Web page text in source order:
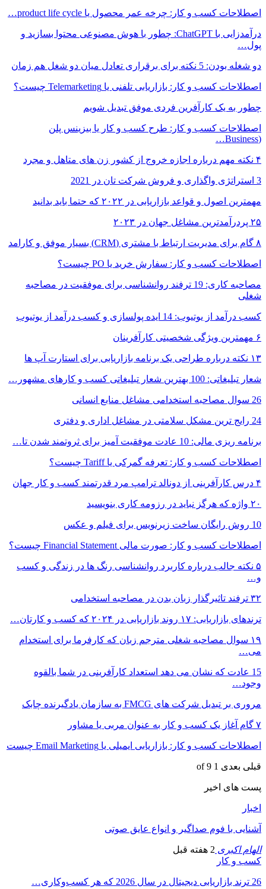
اصطلاحات کسب و کار: چرخه عمر محصول یا product life cycle…
درآمدزایی با ChatGPT: چطور با هوش مصنوعی محتوا بسازید و
پول…
دو شغله بودن: 5 نکته برای برقراری تعادل میان دو شغل هم زمان
اصطلاحات کسب و کار: بازاریابی تلفنی یا Telemarketing چیست؟
چطور به یک کارآفرین فردی موفق تبدیل شویم
اصطلاحات کسب و کار: طرح کسب و کار یا بیزینس پلن
(Business…
۴ نکته مهم درباره اجازه خروج از کشور زن های متاهل و مجرد
3 استراتژی واگذاری و فروش شرکت تان در 2021
مهمترین اصول و قواعد بازاریابی در ۲۰۲۲ که حتما باید بدانید
۲۵ پردرآمدترین مشاغل جهان در ۲۰۲۳
۸ گام برای مدیریت ارتباط با مشتری (CRM) بسیار موفق و کارامد
اصطلاحات کسب و کار: سفارش خرید یا PO چیست؟
مصاحبه کاری: 19 ترفند روانشناسی برای موفقیت در مصاحبه
شغلی
کسب درآمد از یوتیوب: 14 ایده پولسازی و کسب درآمد از یوتیوب
۶ مهمترین ویژگی شخصیتی کارآفرینان
۱۳ نکته درباره طراحی یک برنامه بازاریابی برای استارت آپ ها
شعار تبلیغاتی: 100 بهترین شعار تبلیغاتی کسب و کارهای مشهور…
26 سوال مصاحبه استخدامی مشاغل منابع انسانی
24 رایج ترین مشکل سلامتی در مشاغل اداری و دفتری
برنامه ریزی مالی: 10 عادت موفقیت آمیز برای ثروتمند شدن تا…
اصطلاحات کسب و کار: تعرفه گمرکی یا Tariff چیست؟
۴ درس کارآفرینی از دونالد ترامپ مرد قدرتمند کسب و کار جهان
۲۰ واژه که هرگز نباید در رزومه کاری بنویسید
10 روش رایگان ساخت زیرنویس برای فیلم و عکس
اصطلاحات کسب و کار: صورت مالی Financial Statement چیست؟
۵ نکته جالب درباره کاربرد روانشناسی رنگ ها در زندگی و کسب
و…
۳۲ ترفند تاثیرگذار زبان بدن در مصاحبه استخدامی
ترندهای بازاریابی: ۱۷ روند بازاریابی در ۲۰۲۴ که کسب و کارتان…
۱۹ سوال مصاحبه شغلی مترجم زبان که کارفرما برای استخدام
می…
15 عادت که نشان می دهد استعداد کارآفرینی در شما بالقوه
وجود…
مروری بر تبدیل شرکت های FMCG به سازمان یادگیرنده چابک
۷ گام آغاز یک کسب و کار به عنوان مربی یا مشاور
اصطلاحات کسب و کار: بازاریابی ایمیلی یا Email Marketing چیست
قبلی بعدی 1 of 9
پست های اخیر
اخبار
آشنایی با فوم صداگیر و انواع عایق صوتی
الهام اکبری 2 هفته قبل
کسب و کار
26 ترند بازاریابی دیجیتال در سال 2026 که هر کسب‌وکاری…